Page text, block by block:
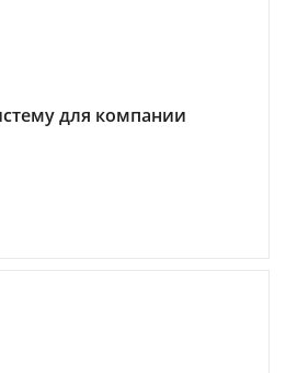
для компании